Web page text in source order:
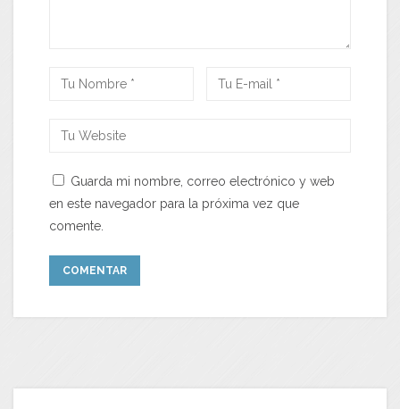
Guarda mi nombre, correo electrónico y web
en este navegador para la próxima vez que
comente.